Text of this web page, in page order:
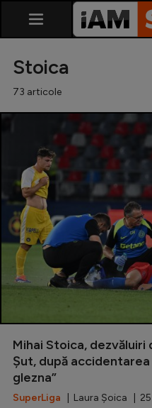
SuperLiga
Liga 2
Cupa
Echipa
U21
Special
Diverse
Inedit
Stoica
73 articole
Mihai Stoica,
Șut, după accidentarea
glezna”
SuperLiga | Laura Șoica | 25